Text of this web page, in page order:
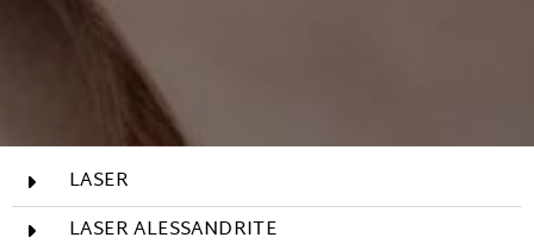
LASER
LASER ALESSANDRITE